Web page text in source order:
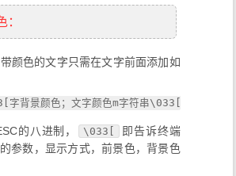
：
颜色的文字只需在文字前面添加如
的八进制， \033[
即告诉终端
参数，显示方式，前景色，背景色